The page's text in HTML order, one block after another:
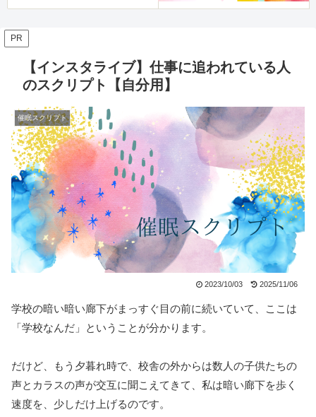
PR
【インスタライブ】仕事に追われている人
のスクリプト【自分用】
催眠スクリプト
2023/10/03 2025/11/06
学校の暗い暗い廊下がまっすぐ目の前に続いていて、ここは
「学校なんだ」ということが分かります。
だけど、もう夕暮れ時で、校舎の外からは数人の子供たちの
声とカラスの声が交互に聞こえてきて、私は暗い廊下を歩く
速度を、少しだけ上げるのです。